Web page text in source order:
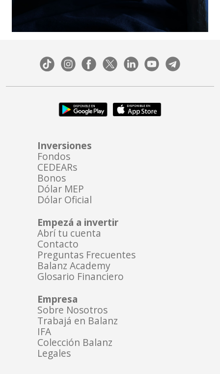
Inversiones
Fondos
CEDEARs
Bonos
Dólar MEP
Dólar Oficial
Empezá a invertir
Abrí tu cuenta
Contacto
Preguntas Frecuentes
Balanz Academy
Glosario Financiero
Empresa
Sobre Nosotros
Trabajá en Balanz
IFA
Colección Balanz
Legales